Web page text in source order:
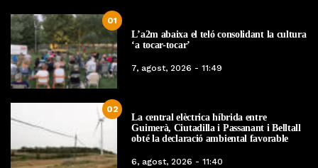
01
L’a2m abaixa el teló consolidant la cultura
‘a tocar-tocar’
7, agost, 2026 - 11:49
02
La central elèctrica híbrida entre
Guimerà, Ciutadilla i Passanant i Belltall
obté la declaració ambiental favorable
6, agost, 2026 - 11:40